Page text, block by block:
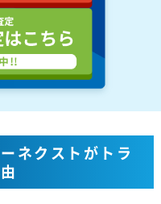
ネクストがトラ